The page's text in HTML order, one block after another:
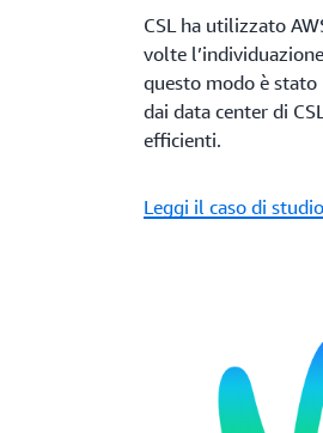
CSL ha utilizzato
volte
questo modo è
dai data center di
efficienti.
Leggi il caso di studio